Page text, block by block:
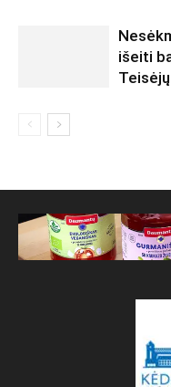
išeiti